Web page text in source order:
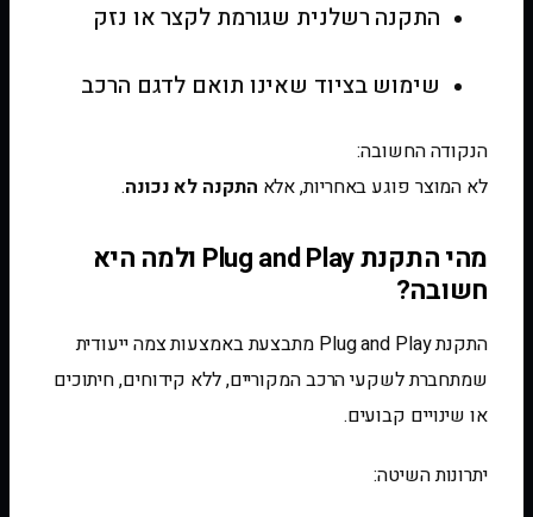
התקנה רשלנית שגורמת לקצר או נזק
שימוש בציוד שאינו תואם לדגם הרכב
הנקודה החשובה:
לא המוצר פוגע באחריות, אלא התקנה לא נכונה.
מהי התקנת Plug and Play ולמה היא
חשובה?
התקנת Plug and Play מתבצעת באמצעות צמה ייעודית
שמתחברת לשקעי הרכב המקוריים, ללא קידוחים, חיתוכים
או שינויים קבועים.
יתרונות השיטה: